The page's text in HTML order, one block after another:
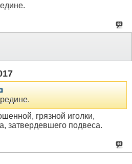
грязной иголки,
затвердевшего подвеса.